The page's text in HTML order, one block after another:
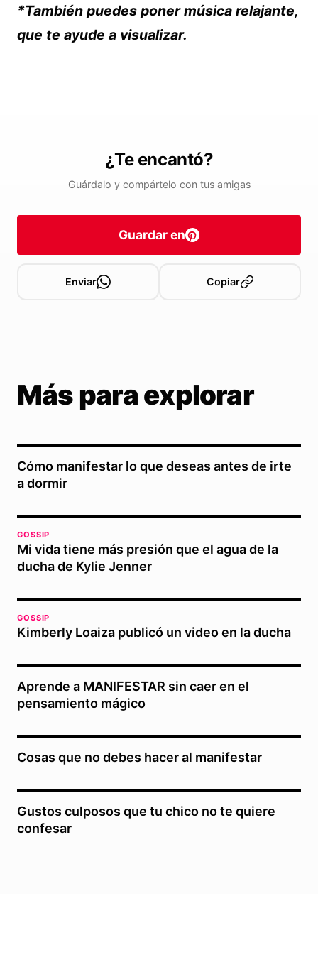
*También puedes poner música relajante,
que te ayude a visualizar.
¿Te encantó?
Guárdalo y compártelo con tus amigas
Guardar en
Enviar Copiar
Más para explorar
Cómo manifestar lo que deseas antes de irte
a dormir
GOSSIP
Mi vida tiene más presión que el agua de la
ducha de Kylie Jenner
GOSSIP
Kimberly Loaiza publicó un video en la ducha
Aprende a MANIFESTAR sin caer en el
pensamiento mágico
Cosas que no debes hacer al manifestar
Gustos culposos que tu chico no te quiere
confesar